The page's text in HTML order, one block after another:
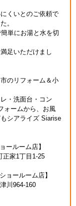
くいとのご依頼で
。
単にお湯と水を切
足いただけまし
のリフォーム＆小
・洗面台・コン
ォームから、お風
シアライズ Siarise
ールーム店】
正家1丁目1-25
ョールーム店】
川964-160